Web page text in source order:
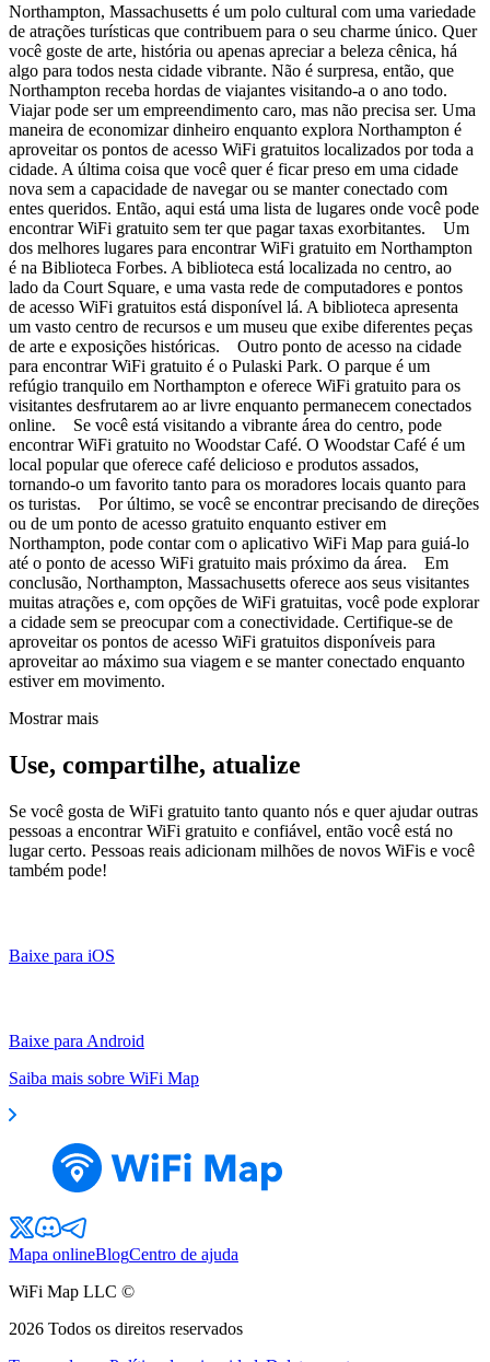
Northampton, Massachusetts é um polo cultural com uma variedade
de atrações turísticas que contribuem para o seu charme único. Quer
você goste de arte, história ou apenas apreciar a beleza cênica, há
algo para todos nesta cidade vibrante. Não é surpresa, então, que
Northampton receba hordas de viajantes visitando-a o ano todo.
Viajar pode ser um empreendimento caro, mas não precisa ser. Uma
maneira de economizar dinheiro enquanto explora Northampton é
aproveitar os pontos de acesso WiFi gratuitos localizados por toda a
cidade. A última coisa que você quer é ficar preso em uma cidade
nova sem a capacidade de navegar ou se manter conectado com
entes queridos. Então, aqui está uma lista de lugares onde você pode
encontrar WiFi gratuito sem ter que pagar taxas exorbitantes. Um
dos melhores lugares para encontrar WiFi gratuito em Northampton
é na Biblioteca Forbes. A biblioteca está localizada no centro, ao
lado da Court Square, e uma vasta rede de computadores e pontos
de acesso WiFi gratuitos está disponível lá. A biblioteca apresenta
um vasto centro de recursos e um museu que exibe diferentes peças
de arte e exposições históricas. Outro ponto de acesso na cidade
para encontrar WiFi gratuito é o Pulaski Park. O parque é um
refúgio tranquilo em Northampton e oferece WiFi gratuito para os
visitantes desfrutarem ao ar livre enquanto permanecem conectados
online. Se você está visitando a vibrante área do centro, pode
encontrar WiFi gratuito no Woodstar Café. O Woodstar Café é um
local popular que oferece café delicioso e produtos assados,
tornando-o um favorito tanto para os moradores locais quanto para
os turistas. Por último, se você se encontrar precisando de direções
ou de um ponto de acesso gratuito enquanto estiver em
Northampton, pode contar com o aplicativo WiFi Map para guiá-lo
até o ponto de acesso WiFi gratuito mais próximo da área. Em
conclusão, Northampton, Massachusetts oferece aos seus visitantes
muitas atrações e, com opções de WiFi gratuitas, você pode explorar
a cidade sem se preocupar com a conectividade. Certifique-se de
aproveitar os pontos de acesso WiFi gratuitos disponíveis para
aproveitar ao máximo sua viagem e se manter conectado enquanto
estiver em movimento.
Mostrar mais
Use, compartilhe, atualize
Se você gosta de WiFi gratuito tanto quanto nós e quer ajudar outras
pessoas a encontrar WiFi gratuito e confiável, então você está no
lugar certo. Pessoas reais adicionam milhões de novos WiFis e você
também pode!
Baixe para iOS
Baixe para Android
Saiba mais sobre WiFi Map
Mapa onlineBlogCentro de ajuda
WiFi Map LLC ©
2026 Todos os direitos reservados